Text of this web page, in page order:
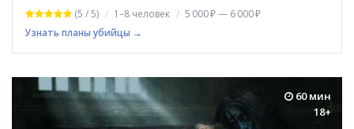
(5 / 5) 1–8 человек
5 000 ₽ — 6 000 ₽
Узнать планы убийцы →
60 мин
18+